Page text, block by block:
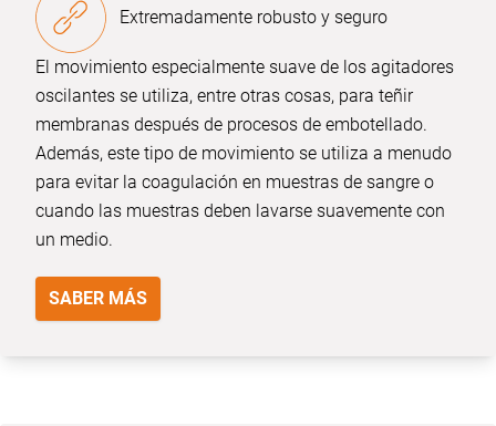
Extremadamente robusto y seguro
El movimiento especialmente suave de los agitadores
oscilantes se utiliza, entre otras cosas, para teñir
membranas después de procesos de embotellado.
Además, este tipo de movimiento se utiliza a menudo
para evitar la coagulación en muestras de sangre o
cuando las muestras deben lavarse suavemente con
un medio.
SABER MÁS